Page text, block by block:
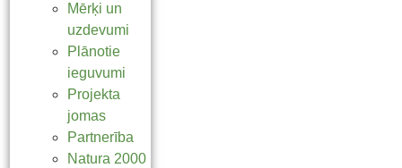
Mērķi un
uzdevumi
Plānotie
ieguvumi
Projekta
jomas
Partnerība
Natura 2000